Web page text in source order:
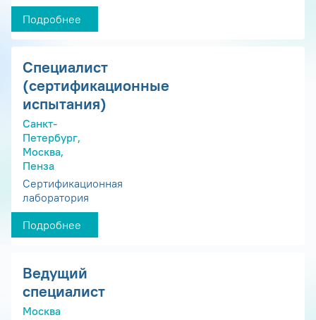
Подробнее
Специалист
(сертификационные
испытания)
Санкт-
Петербург,
Москва,
Пенза
Сертификационная
лаборатория
Подробнее
Ведущий
специалист
Москва